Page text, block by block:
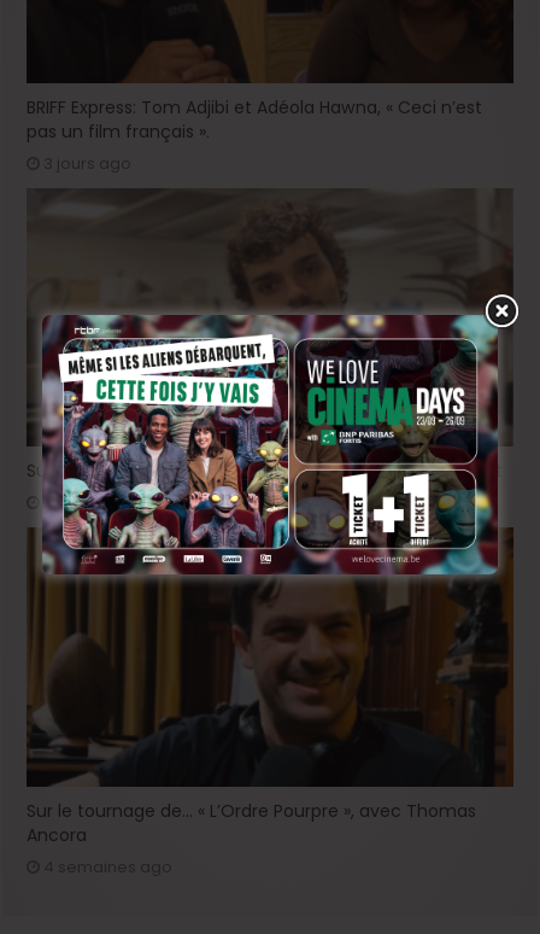
BRIFF Express: Tom Adjibi et Adéola Hawna, « Ceci n’est
pas un film français ».
3 jours ago
Sur le tournage de « Please », avec Victor Ruprich-Robert
2 semaines ago
Sur le tournage de… « L’Ordre Pourpre », avec Thomas
Ancora